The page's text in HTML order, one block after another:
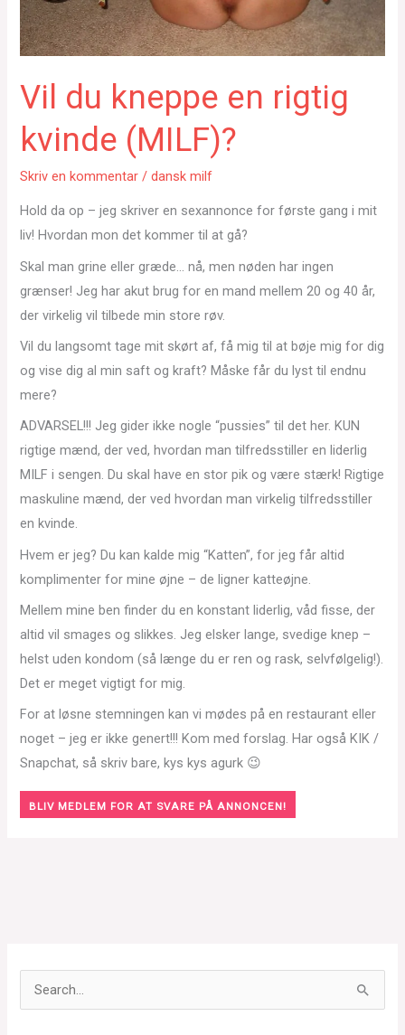
Vil du kneppe en rigtig
kvinde (MILF)?
Skriv en kommentar /dansk milf
Hold da op – jeg skriver en sexannonce for første gang i mit
liv! Hvordan mon det kommer til at gå?
Skal man grine eller græde… nå, men nøden har ingen
grænser! Jeg har akut brug for en mand mellem 20 og 40 år,
der virkelig vil tilbede min store røv.
Vil du langsomt tage mit skørt af, få mig til at bøje mig for dig
og vise dig al min saft og kraft? Måske får du lyst til endnu
mere?
ADVARSEL!!! Jeg gider ikke nogle “pussies” til det her. KUN
rigtige mænd, der ved, hvordan man tilfredsstiller en liderlig
MILF i sengen. Du skal have en stor pik og være stærk! Rigtige
maskuline mænd, der ved hvordan man virkelig tilfredsstiller
en kvinde.
Hvem er jeg? Du kan kalde mig “Katten”, for jeg får altid
komplimenter for mine øjne – de ligner katteøjne.
Mellem mine ben finder du en konstant liderlig, våd fisse, der
altid vil smages og slikkes. Jeg elsker lange, svedige knep –
helst uden kondom (så længe du er ren og rask, selvfølgelig!).
Det er meget vigtigt for mig.
For at løsne stemningen kan vi mødes på en restaurant eller
noget – jeg er ikke genert!!! Kom med forslag. Har også KIK /
Snapchat, så skriv bare, kys kys agurk 😉
BLIV MEDLEM FOR AT SVARE PÅ ANNONCEN!
ø